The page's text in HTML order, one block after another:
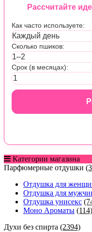
Рассчитайте
Как часто используете:
Сколько пшиков:
Срок (в месяцах):
Категории магазина
Парфюмерные отдушки
Отдушка для
Отдушка для
Отдушка унисекс
Моно Ароматы (114)
Духи без спирта (2394)